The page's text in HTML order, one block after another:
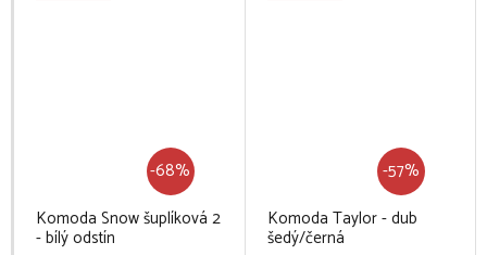
-68%
Komoda Snow šuplíková 2
- bílý odstín
-57%
Komoda Taylor - dub
šedý/černá